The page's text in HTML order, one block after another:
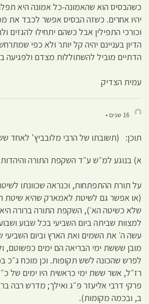
כשהבסיס הוא שהאמונה-כל אמונה היא
יהיו אחרים. כשזה הבסיס אפשר לכבד את
וכורכי התפילין אבל כשהם יתחילו להגזים
הדיון בעניינם יהיה קל יותר ולא כפי
הדתיים מוביל להשתוללות מצדם ולפגיעה
עמית הצדיק
16 שנים •
תוכן: (תשובתו של הרבי מלובביץ' לאחד
א) בנוגע למ״ש ע״ד השקפת התורה
על תורת ההתפתחות, וכנראה שכוונתו
(או אפשר גם לשיטת לאמארק שהיא שיטת
שלא כשיטה הא׳), השקפת התורה ברורה
למצוות שביתה ביום השביעי בכל שבוע
עשה ה׳ את השמים ואת הארץ וביום השביעי
מובן שששת ימי הבריאה הם ימים כפשוטם,
לפרש שהכונה לשש תקופות. וכן מוכח ג״כ
רז״ל, אשר ששת ימי כראשית היו ימים של
פרקי דרבי אליעזר פ״ג ואילך; מדרש רבה
ב, ובכמה מקומות).